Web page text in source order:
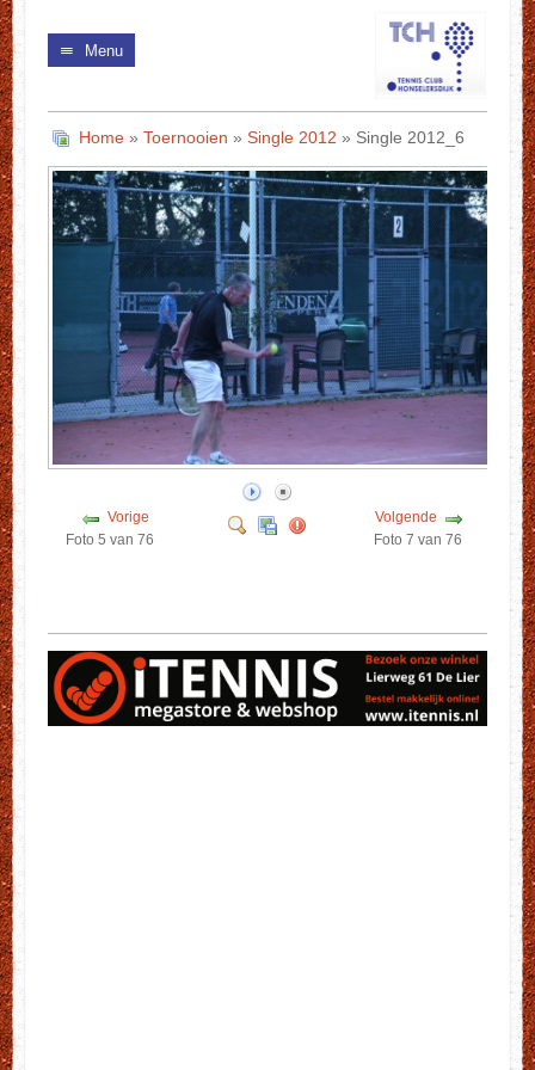
Menu
Home» Toernooien » Single 2012 » Single 2012_6
Vorige
Foto 5 van 76
Volgende
Foto 7 van 76